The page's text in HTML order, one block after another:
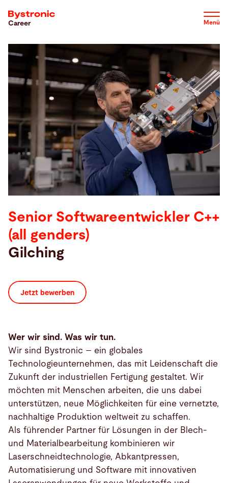
zum
Career Menü
Werde Teil des Teams
Warum wir
Job Profile
Karrierestufen
Suche
Choose
your
Senior Softwareentwickler C++
(all genders)
Gilching
Jetzt bewerben
Wer wir sind. Was wir tun.
Wir sind Bystronic – ein globales
Technologieunternehmen, das mit Leidenschaft die
Zukunft der industriellen Fertigung gestaltet. Wir
möchten mit Menschen arbeiten, die uns dabei
unterstützen, neue Möglichkeiten für eine vernetzte,
nachhaltige Produktion weltweit zu schaffen.
Als führender Partner für Lösungen in der Blech-
und Materialbearbeitung kombinieren wir
Laserschneidtechnologie, Abkantpressen,
Automatisierung und Software mit innovativen